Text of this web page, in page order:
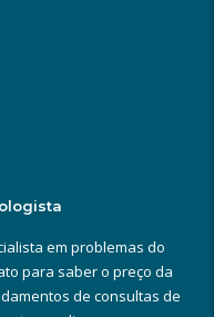
em problemas do
para saber o preço da
de consultas de